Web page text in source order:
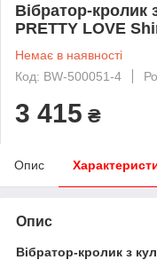
Вібратор-кролик
PRETTY LOVE
Немає в наявності
Код: BW-500051-4
3 415 ₴
Опис
Опис
Вібратор-кролик з